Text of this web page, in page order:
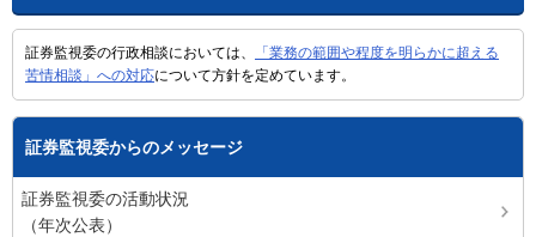
証券監視委の行政相談においては、
「業務の範囲や程度を明らかに超える
苦情相談」への対応について方針を定めています。
証券監視委からのメッセージ
証券監視委の活動状況
（年次公表）